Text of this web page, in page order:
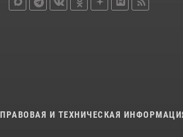
ПРАВОВАЯ И ТЕХНИЧЕСКАЯ